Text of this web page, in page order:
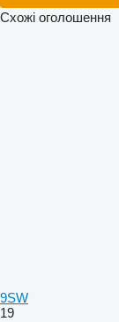
Схожі оголошення
9SW
19